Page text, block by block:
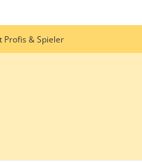
Profis & Spieler